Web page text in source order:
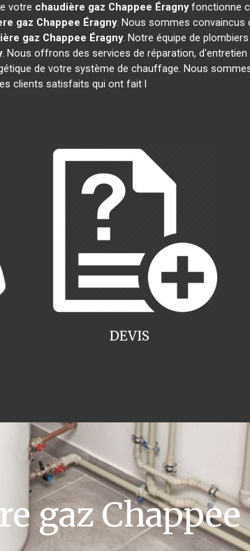
votre chaudière gaz Chappee Éragnyfonctionne
gaz Chappee Éragny. Nous sommes convaincus
gaz Chappee Éragny. Notre équipe de
. Nous offrons des services de réparation,
de votre système de chauffage. Nous
clients satisfaits qui ont fait l
DEVIS
gaz